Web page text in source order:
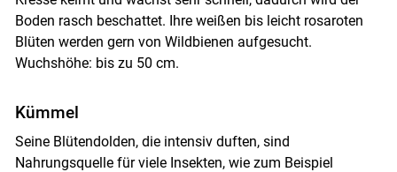
Boden rasch beschattet. Ihre weißen bis leicht rosaroten
Blüten werden gern von Wildbienen aufgesucht.
Wuchshöhe: bis zu 50 cm.
Kümmel
Seine Blütendolden, die intensiv duften, sind
Nahrungsquelle für viele Insekten, wie zum Beispiel